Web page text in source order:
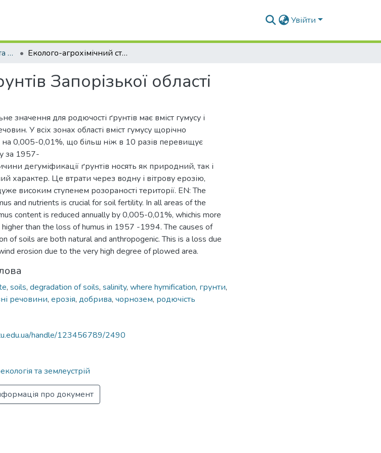
Увійти
Кафедра Геоекологія та землеустрій Еколого-агрохімічний стан ґрунтів Запорізької області
Запорізької області
значення для родючості ґрунтів має вміст гумусу і
У всіх зонах області вміст гумусу щорічно
на 0,005-0,01%, що більш ніж в 10 разів перевищує
за 1957-
дегуміфикації ґрунтів носять як природний, так і
характер. Це втрати через водну і вітрову ерозію,
високим ступенем розораності території. EN: The
and nutrients is crucial for soil fertility. In all areas of the
content is reduced annually by 0,005-0,01%, whichis more
than the loss of humus in 1957 -1994. The causes of
of soils are both natural and anthropogenic. This is a loss due
erosion due to the very high degree of plowed area.
, soils, degradation of soils, salinity, where hymification, грунти,
речовини, ерозія, добрива, чорнозем, родючість
handle/123456789/2490
та землеустрій
про документ